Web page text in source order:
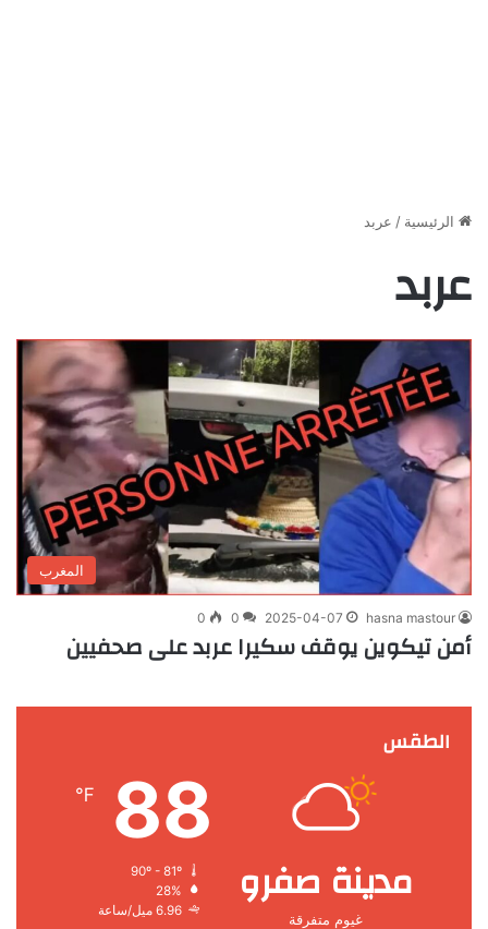
الرئيسية / عربد
عربد
المغرب
hasna mastour
2025-04-07
0
0
أمن تيكوين يوقف سكيرا عربد على صحفيين
الطقس
مدينة صفرو
غيوم متفرقة
88
℉
28%
6.96 ميل/ساعة